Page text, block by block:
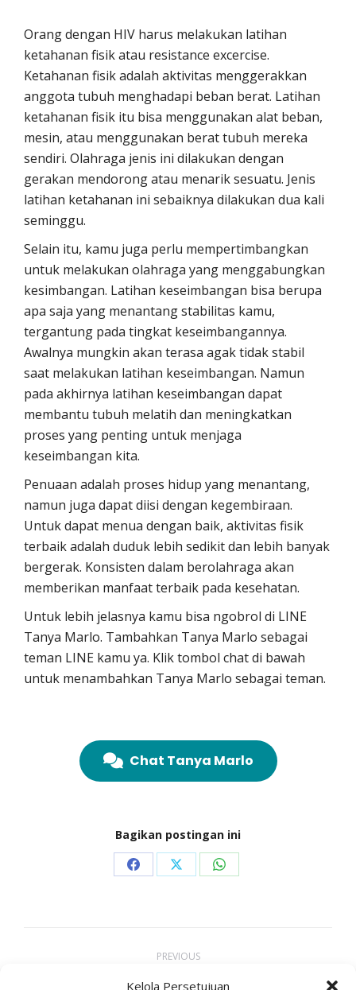
Kelola Persetujuan
Orang dengan HIV harus melakukan latihan
ketahanan fisik atau resistance excercise.
Ketahanan fisik adalah aktivitas menggerakkan
anggota tubuh menghadapi beban berat. Latihan
ketahanan fisik itu bisa menggunakan alat beban,
mesin, atau menggunakan berat tubuh mereka
sendiri. Olahraga jenis ini dilakukan dengan
gerakan mendorong atau menarik sesuatu. Jenis
latihan ketahanan ini sebaiknya dilakukan dua kali
seminggu.
Selain itu, kamu juga perlu mempertimbangkan
untuk melakukan olahraga yang menggabungkan
kesimbangan. Latihan keseimbangan bisa berupa
apa saja yang menantang stabilitas kamu,
tergantung pada tingkat keseimbangannya.
Awalnya mungkin akan terasa agak tidak stabil
saat melakukan latihan keseimbangan. Namun
pada akhirnya latihan keseimbangan dapat
membantu tubuh melatih dan meningkatkan
proses yang penting untuk menjaga
keseimbangan kita.
Penuaan adalah proses hidup yang menantang,
namun juga dapat diisi dengan kegembiraan.
Untuk dapat menua dengan baik, aktivitas fisik
terbaik adalah duduk lebih sedikit dan lebih banyak
bergerak. Konsisten dalam berolahraga akan
memberikan manfaat terbaik pada kesehatan.
Untuk lebih jelasnya kamu bisa ngobrol di LINE
Tanya Marlo. Tambahkan Tanya Marlo sebagai
teman LINE kamu ya. Klik tombol chat di bawah
untuk menambahkan Tanya Marlo sebagai teman.
Chat Tanya Marlo
Bagikan postingan ini
Share Share Share
navigation
PREVIOUS
Apakah Orang Dengan HIV Berisiko